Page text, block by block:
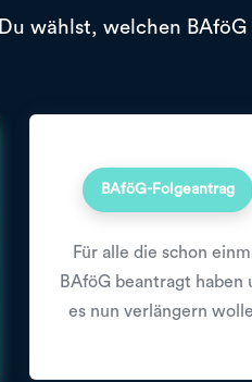
Du wählst, welchen
BAföG-Folgeantrag
Für alle die schon
BAföG beantragt haben
es nun verlängern